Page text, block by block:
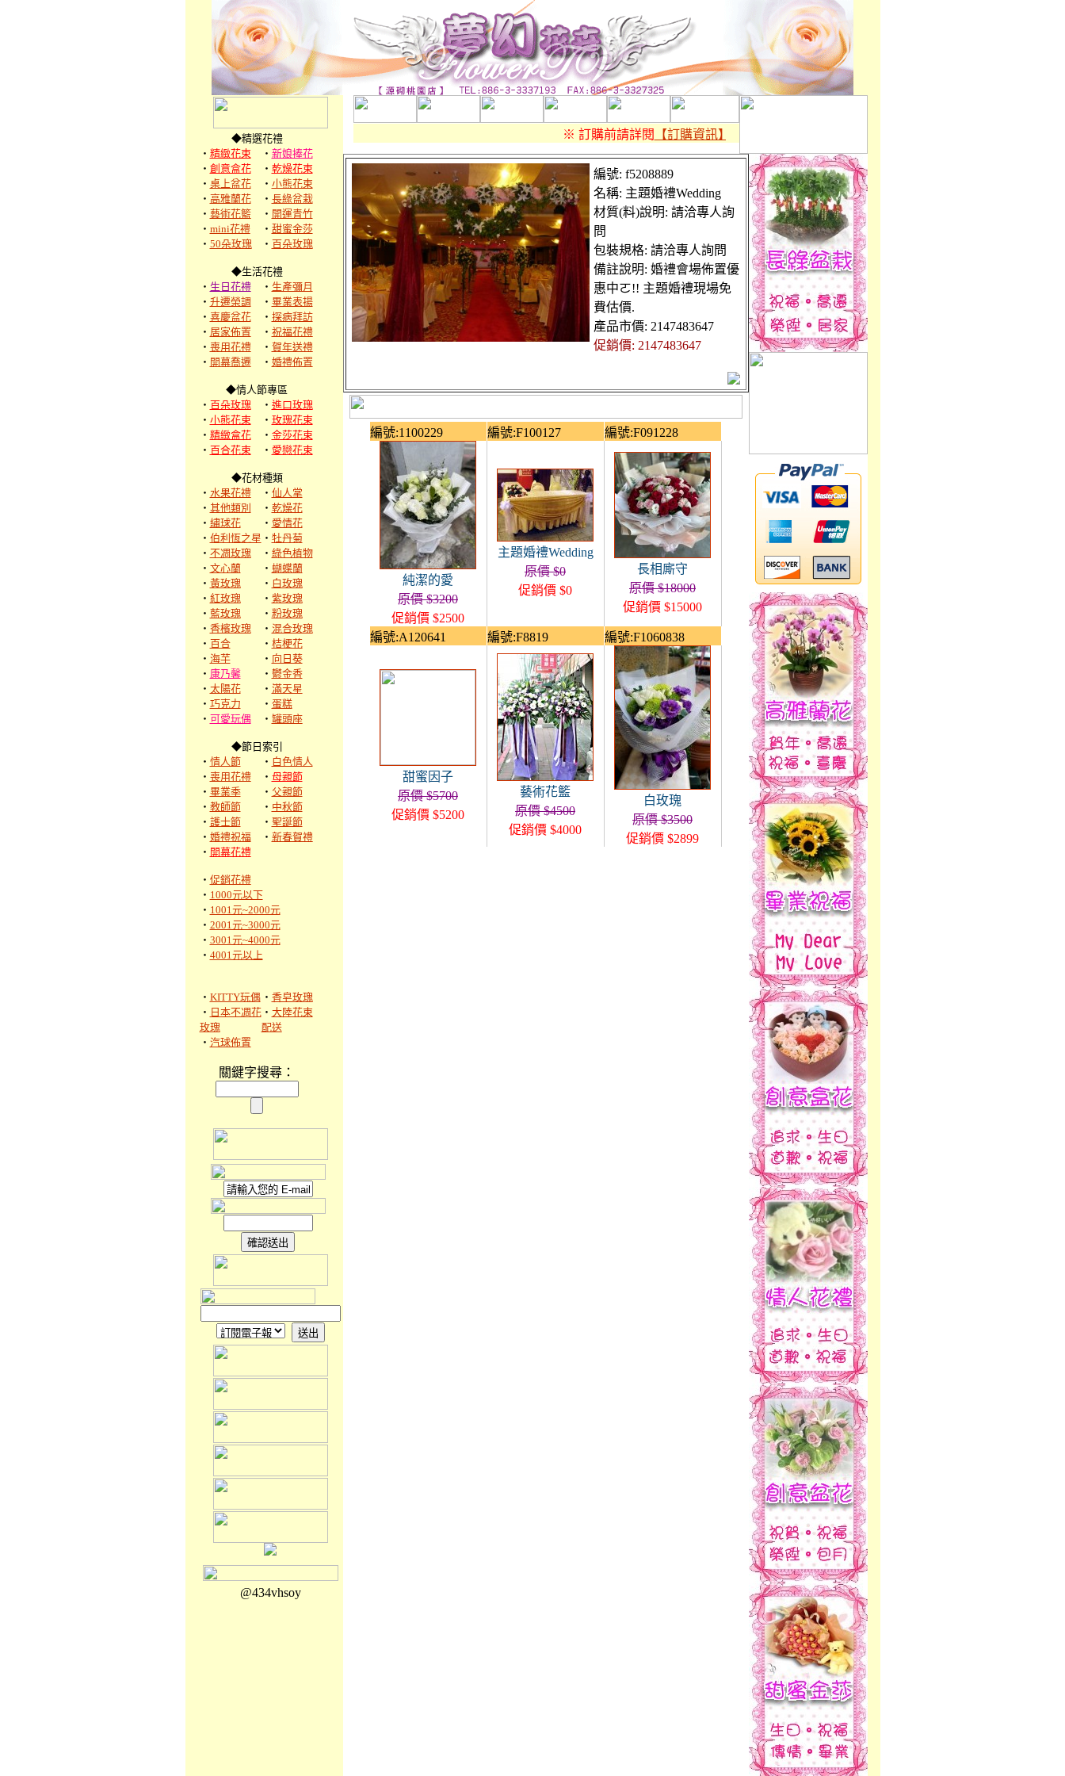
◆精選花禮
‧ 精緻花束 ‧ 新娘捧花
‧ 創意盒花 ‧ 乾燥花束
‧ 桌上盆花 ‧ 小熊花束
‧ 高雅蘭花 ‧ 長綠盆栽
‧ 藝術花籃 ‧ 開運青竹
‧ mini花禮 ‧ 甜蜜金莎
‧ 50朵玫瑰 ‧ 百朵玫瑰
◆生活花禮
‧ 生日花禮 ‧ 生產彌月
‧ 升遷榮調 ‧ 畢業表揚
‧ 喜慶盆花 ‧ 探病拜訪
‧ 居家佈置 ‧ 祝福花禮
‧ 喪用花禮 ‧ 賀年送禮
‧ 開幕喬遷 ‧ 婚禮佈置
◆情人節專區
‧ 百朵玫瑰 ‧ 進口玫瑰
‧ 小熊花束 ‧ 玫瑰花束
‧ 精緻盒花 ‧ 金莎花束
‧ 百合花束 ‧ 愛戀花束
◆花材種類
‧ 水果花禮 ‧ 仙人掌
‧ 其他類別 ‧ 乾燥花
‧ 繡球花 ‧ 愛情花
‧ 伯利恆之星 ‧ 牡丹菊
‧ 不凋玫瑰 ‧ 綠色植物
‧ 文心蘭 ‧ 蝴蝶蘭
‧ 黃玫瑰 ‧ 白玫瑰
‧ 紅玫瑰 ‧ 紫玫瑰
‧ 藍玫瑰 ‧ 粉玫瑰
‧ 香檳玫瑰 ‧ 混合玫瑰
‧ 百合 ‧ 桔梗花
‧ 海芋 ‧ 向日葵
‧ 康乃馨 ‧ 鬱金香
‧ 太陽花 ‧ 滿天星
‧ 巧克力 ‧ 蛋糕
‧ 可愛玩偶 ‧ 罐頭座
◆節日索引
‧ 情人節 ‧ 白色情人
‧ 喪用花禮 ‧ 母親節
‧ 畢業季 ‧ 父親節
‧ 教師節 ‧ 中秋節
‧ 護士節 ‧ 聖誕節
‧ 婚禮祝福 ‧ 新春賀禮
‧ 開幕花禮
‧ 促銷花禮
‧ 1000元以下
‧ 1001元~2000元
‧ 2001元~3000元
‧ 3001元~4000元
‧ 4001元以上
‧ KITTY玩偶 ‧ 香皂玫瑰
‧ 日本不凋花
玫瑰
‧ 大陸花束
配送
‧ 汽球佈置
關鍵字搜尋：
@434vhsoy
※ 訂購前請詳閱【訂購資訊】※
編號: f5208889
名稱: 主題婚禮Wedding
材質(料)說明: 請洽專人詢
問
包裝規格: 請洽專人詢問
備註說明: 婚禮會場佈置優
惠中ㄛ!! 主題婚禮現場免
費估價.
產品市價: 2147483647
促銷價: 2147483647
編號:1100229 編號:F100127 編號:F091228
純潔的愛
原價 $3200
促銷價 $2500
主題婚禮Wedding
原價 $0
促銷價 $0
長相廝守
原價 $18000
促銷價 $15000
編號:A120641 編號:F8819 編號:F1060838
甜蜜因子
原價 $5700
促銷價 $5200
藝術花籃
原價 $4500
促銷價 $4000
白玫瑰
原價 $3500
促銷價 $2899